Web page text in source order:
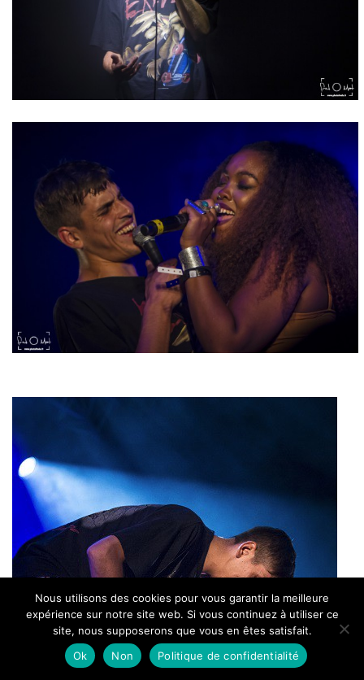
Nous utilisons des cookies pour vous garantir la meilleure
expérience sur notre site web. Si vous continuez à utiliser ce
site, nous supposerons que vous en êtes satisfait.
Ok
Non Politique de confidentialité